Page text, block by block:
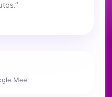
Meet